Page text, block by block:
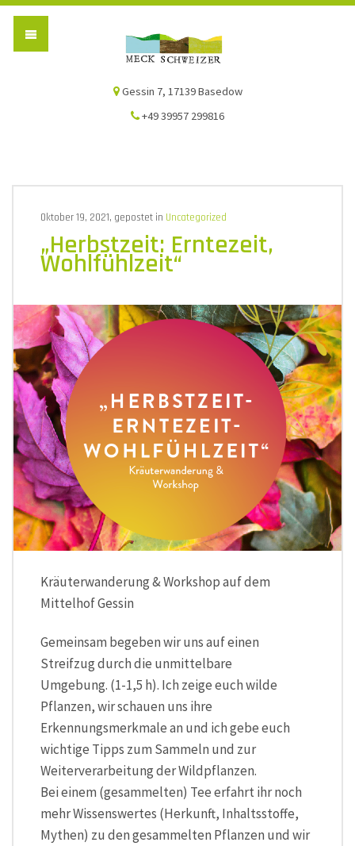
Gessin 7, 17139 Basedow
+49 39957 299816
Oktober 19, 2021, gepostet in Uncategorized
„Herbstzeit: Erntezeit,
Wohlfühlzeit“
Kräuterwanderung & Workshop auf dem
Mittelhof Gessin
Gemeinsam begeben wir uns auf einen
Streifzug durch die unmittelbare
Umgebung. (1-1,5 h). Ich zeige euch wilde
Pflanzen, wir schauen uns ihre
Erkennungsmerkmale an und ich gebe euch
wichtige Tipps zum Sammeln und zur
Weiterverarbeitung der Wildpflanzen.
Bei einem (gesammelten) Tee erfahrt ihr noch
mehr Wissenswertes (Herkunft, Inhaltsstoffe,
Mythen) zu den gesammelten Pflanzen und wir